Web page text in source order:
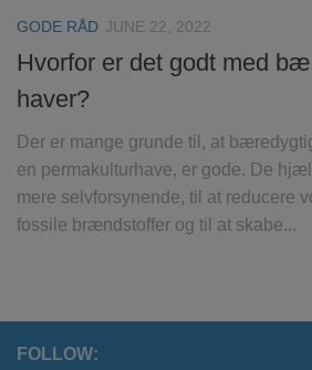
GODE RÅD JUNE 22, 2022
Hvorfor er det godt med
haver?
Der er mange grunde til, at
en permakulturhave, er gode. De
mere selvforsynende, til at reducere
fossile brændstoffer og til at skabe...
FOLLOW: